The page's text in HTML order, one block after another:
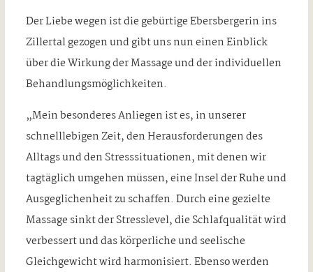
Der Liebe wegen ist die gebürtige Ebersbergerin ins
Zillertal gezogen und gibt uns nun einen Einblick
über die Wirkung der Massage und der individuellen
Behandlungsmöglichkeiten.
„Mein besonderes Anliegen ist es, in unserer
schnelllebigen Zeit, den Herausforderungen des
Alltags und den Stresssituationen, mit denen wir
tagtäglich umgehen müssen, eine Insel der Ruhe und
Ausgeglichenheit zu schaffen. Durch eine gezielte
Massage sinkt der Stresslevel, die Schlafqualität wird
verbessert und das körperliche und seelische
Gleichgewicht wird harmonisiert. Ebenso werden